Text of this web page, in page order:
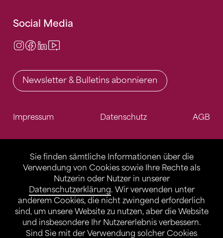
Sie finden sämtliche Informationen über die
Verwendung von Cookies sowie Ihre Rechte als
Nutzerin oder Nutzer in unserer
Datenschutzerklärung. Wir verwenden unter
anderem Cookies, die nicht zwingend erforderlich
sind, um unsere Website zu nutzen, aber die Website
und insbesondere Ihr Nutzererlebnis verbessern.
Sind Sie mit der Verwendung solcher Cookies
Social Media
Instagram
Facebook
LinkedIn
Newsletter & Bulletins abonnieren
Impressum Datenschutz AGB